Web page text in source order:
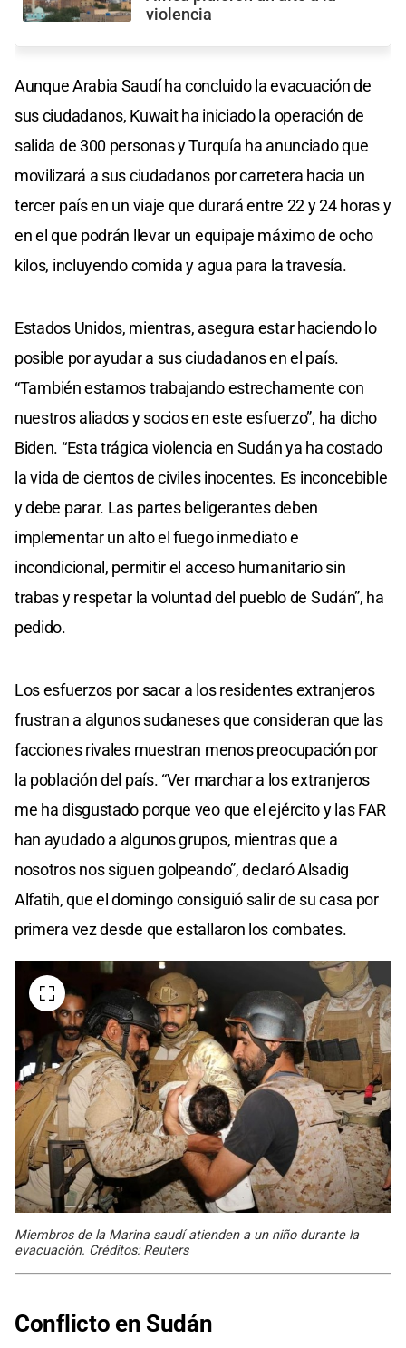
violencia
Aunque Arabia Saudí ha concluido la evacuación de
sus ciudadanos, Kuwait ha iniciado la operación de
salida de 300 personas y Turquía ha anunciado que
movilizará a sus ciudadanos por carretera hacia un
tercer país en un viaje que durará entre 22 y 24 horas y
en el que podrán llevar un equipaje máximo de ocho
kilos, incluyendo comida y agua para la travesía.
Estados Unidos, mientras, asegura estar haciendo lo
posible por ayudar a sus ciudadanos en el país.
“También estamos trabajando estrechamente con
nuestros aliados y socios en este esfuerzo”, ha dicho
Biden. “Esta trágica violencia en Sudán ya ha costado
la vida de cientos de civiles inocentes. Es inconcebible
y debe parar. Las partes beligerantes deben
implementar un alto el fuego inmediato e
incondicional, permitir el acceso humanitario sin
trabas y respetar la voluntad del pueblo de Sudán”, ha
pedido.
Los esfuerzos por sacar a los residentes extranjeros
frustran a algunos sudaneses que consideran que las
facciones rivales muestran menos preocupación por
la población del país. “Ver marchar a los extranjeros
me ha disgustado porque veo que el ejército y las FAR
han ayudado a algunos grupos, mientras que a
nosotros nos siguen golpeando”, declaró Alsadig
Alfatih, que el domingo consiguió salir de su casa por
primera vez desde que estallaron los combates.
Miembros de la Marina saudí atienden a un niño durante la
evacuación. Créditos: Reuters
Conflicto en Sudán